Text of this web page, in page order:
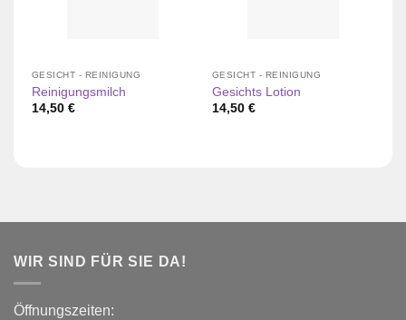
GESICHT - REINIGUNG
Reinigungsmilch
14,50 €
GESICHT - REINIGUNG
Gesichts Lotion
14,50 €
WIR SIND FÜR SIE DA!
Öffnungszeiten: